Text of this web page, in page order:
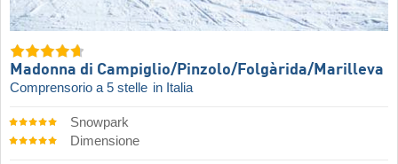
Madonna di Campiglio/​Pinzolo/​Folgàrida/​Marilleva
Comprensorio a 5 stelle in Italia
Snowpark
Dimensione